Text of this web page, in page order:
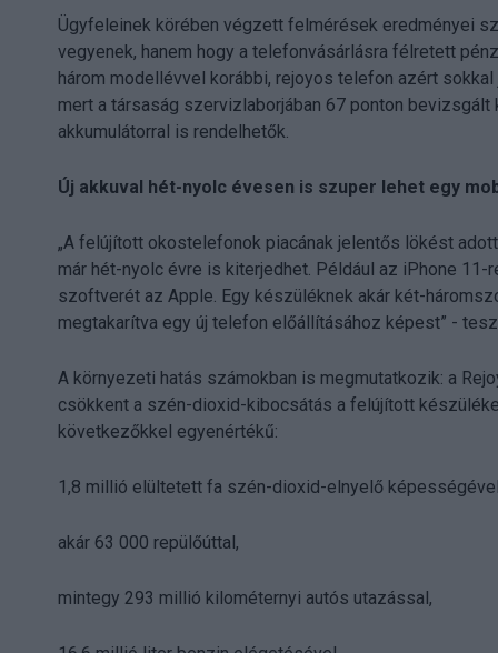
Ügyfeleinek körében végzett felmérések eredményei
vegyenek, hanem hogy a telefonvásárlásra félretett
három modellévvel korábbi, rejoyos telefon azért
mert a társaság szervizlaborjában 67 ponton bevizsgált
akkumulátorral is rendelhetők.
Új akkuval hét-nyolc évesen is szuper lehet egy
„A felújított okostelefonok piacának jelentős lökést
már hét-nyolc évre is kiterjedhet. Például az iPhone
szoftverét az Apple. Egy készüléknek akár két-
megtakarítva egy új telefon előállításához képest” -
A környezeti hatás számokban is megmutatkozik: a
csökkent a szén-dioxid-kibocsátás a felújított
következőkkel egyenértékű:
1,8 millió elültetett fa szén-dioxid-elnyelő
akár 63 000 repülőúttal,
mintegy 293 millió kilométernyi autós utazással,